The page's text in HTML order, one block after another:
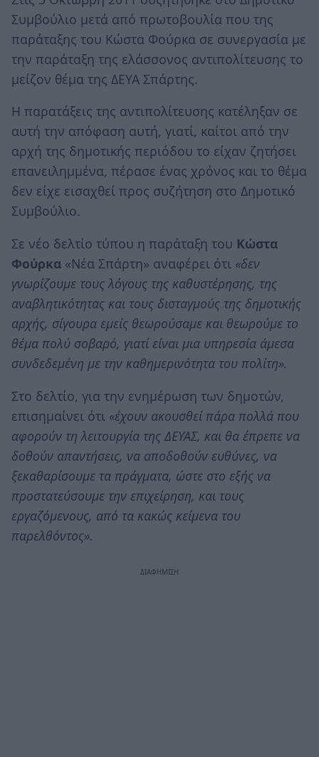
Συμβούλιο μετά από πρωτοβουλία που της
παράταξης του Κώστα Φούρκα σε συνεργασία με
την παράταξη της ελάσσονος αντιπολίτευσης το
μείζον θέμα της ΔΕΥΑ Σπάρτης.
Η παρατάξεις της αντιπολίτευσης κατέληξαν σε
αυτή την απόφαση αυτή, γιατί, καίτοι από την
αρχή της δημοτικής περιόδου το είχαν ζητήσει
επανειλημμένα, πέρασε ένας χρόνος και το θέμα
δεν είχε εισαχθεί προς συζήτηση στο Δημοτικό
Συμβούλιο.
Σε νέο δελτίο τύπου η παράταξη του Κώστα
Φούρκα «Νέα Σπάρτη» αναφέρει ότι «δεν
γνωρίζουμε τους λόγους της καθυστέρησης, της
αναβλητικότητας και τους δισταγμούς της δημοτικής
αρχής, σίγουρα εμείς θεωρούσαμε και θεωρούμε το
θέμα πολύ σοβαρό, γιατί είναι μια υπηρεσία άμεσα
συνδεδεμένη με την καθημερινότητα του πολίτη».
Στο δελτίο, για την ενημέρωση των δημοτών,
επισημαίνει ότι «έχουν ακουσθεί πάρα πολλά που
αφορούν τη λειτουργία της ΔΕΥΑΣ, και θα έπρεπε να
δοθούν απαντήσεις, να αποδοθούν ευθύνες, να
ξεκαθαρίσουμε τα πράγματα, ώστε στο εξής να
προστατεύσουμε την επιχείρηση, και τους
εργαζόμενους, από τα κακώς κείμενα του
παρελθόντος».